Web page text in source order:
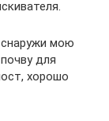
мою
для
хорошо